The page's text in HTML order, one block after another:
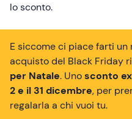
lo sconto.
E siccome ci piace farti un
acquisto del Black Friday
per Natale. Unosconto
2 e il 31 dicembre, per
regalarla a chi vuoi tu.